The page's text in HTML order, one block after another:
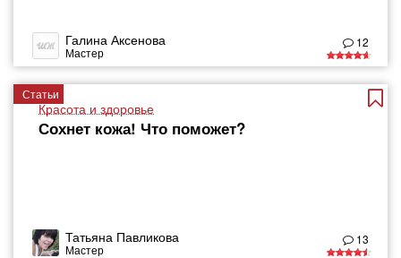
Галина Аксенова
Мастер
12
Статьи
Красота и здоровье
Сохнет кожа! Что поможет?
Татьяна Павликова
Мастер
13